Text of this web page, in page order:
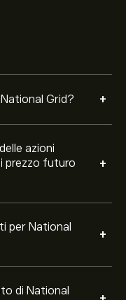
Grid? +
azioni
prezzo futuro
+
per National
+
di National
analisti per NG.L